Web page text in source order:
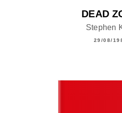
DEAD
Stephen
29/08/